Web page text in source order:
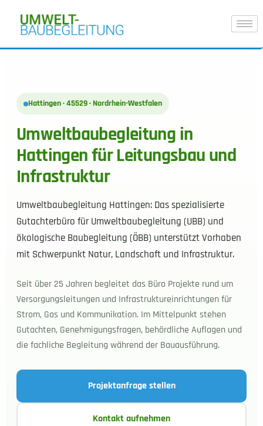
Hattingen · 45529 · Nordrhein-Westfalen
Umweltbaubegleitung in
Hattingen für Leitungsbau und
Infrastruktur
Umweltbaubegleitung Hattingen: Das spezialisierte
Gutachterbüro für Umweltbaubegleitung (UBB) und
ökologische Baubegleitung (ÖBB) unterstützt Vorhaben
mit Schwerpunkt Natur, Landschaft und Infrastruktur.
Seit über 25 Jahren begleitet das Büro Projekte rund um
Versorgungsleitungen und Infrastruktureinrichtungen für
Strom, Gas und Kommunikation. Im Mittelpunkt stehen
Gutachten, Genehmigungsfragen, behördliche Auflagen und
die fachliche Begleitung während der Bauausführung.
Projektanfrage stellen
Kontakt aufnehmen